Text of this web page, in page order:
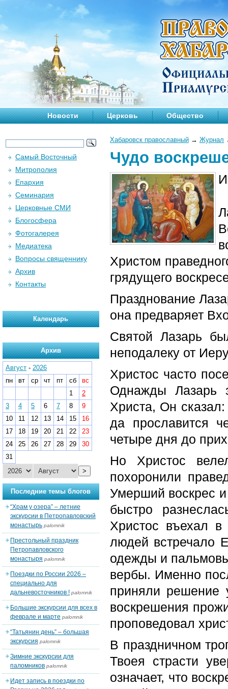
Новости Церковь Общество
Хабаровск православный → Журнал
Чудо
Христом
грядущего
Празднование
она предваряет
Святой Лазарь
неподалеку от
Христос часто
Однажды Лазарь
Христа, Он
да прославится
четыре дня до
Но Христос
похоронили
Умерший воскрес
быстро
Христос въехал
людей встречало
одежды и
вербы. Именно
приняли решение
воскрешения
проповедовал
В праздничном
Твоея страсти
означает, что
Самый Восточный
Митрополия
Епархия
Семинария
Церковные СМИ
Блогосфера
Фотогалерея
Медиатека
Вопросы священнику
Архив
Контакты
Календарь
Архив
Август - 2026
пн
вт ср чт пт сб
вс
1
2
3
4 5 6 7 8
9
10
11 12 13 14 15
16
17
18 19 20 21 22
23
24
25 26 27 28 29
30
31
>
Последние темы блогов
“Храм у озера” – летние
экскурсии в Петропавловский
монастырь palomnik
Престольный праздник
Петропавловского
монастыря palomnik
Поездки по России 2026 –
специально для
дальневосточников ! palomnik
Большие экскурсии для всех в
феврале и марте palomnik
“Татьянин день” – большая
экскурсия palomnik
Зимние экскурсии для
паломников palomnik
Идет запись в поездки по